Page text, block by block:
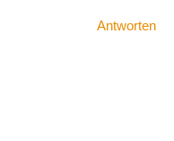
Antworten